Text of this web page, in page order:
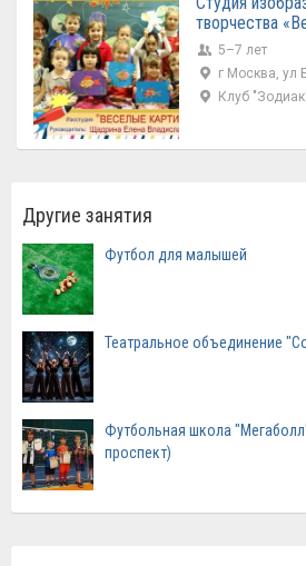
творчества
5–7 лет
г Москва, ул
Клуб
Другие занятия
Футбол для малышей
Театральное объединение
Футбольная школа
проспект)